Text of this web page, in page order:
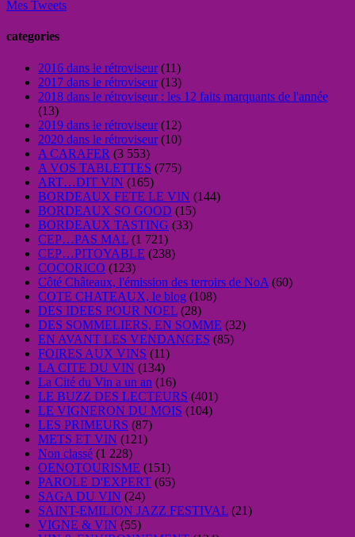
Mes Tweets
categories
2016 dans le rétroviseur(11)
2017 dans le rétroviseur(13)
2018 dans le rétroviseur : les 12 faits marquants de l'année
(13)
2019 dans le rétroviseur(12)
2020 dans le rétroviseur(10)
A CARAFER (3 553)
A VOS TABLETTES (775)
ART…DIT VIN (165)
BORDEAUX FETE LE VIN (144)
BORDEAUX SO GOOD (15)
BORDEAUX TASTING (33)
CEP…PAS MAL (1 721)
CEP…PITOYABLE (238)
COCORICO (123)
Côté Châteaux, l'émission des terroirs de NoA (60)
COTE CHATEAUX, le blog (108)
DES IDEES POUR NOEL (28)
DES SOMMELIERS, EN SOMME (32)
EN AVANT LES VENDANGES (85)
FOIRES AUX VINS (11)
LA CITE DU VIN (134)
La Cité du Vin a un an (16)
LE BUZZ DES LECTEURS (401)
LE VIGNERON DU MOIS (104)
LES PRIMEURS (87)
METS ET VIN (121)
Non classé (1 228)
OENOTOURISME (151)
PAROLE D'EXPERT (65)
SAGA DU VIN (24)
SAINT-EMILION JAZZ FESTIVAL (21)
VIGNE & VIN (55)